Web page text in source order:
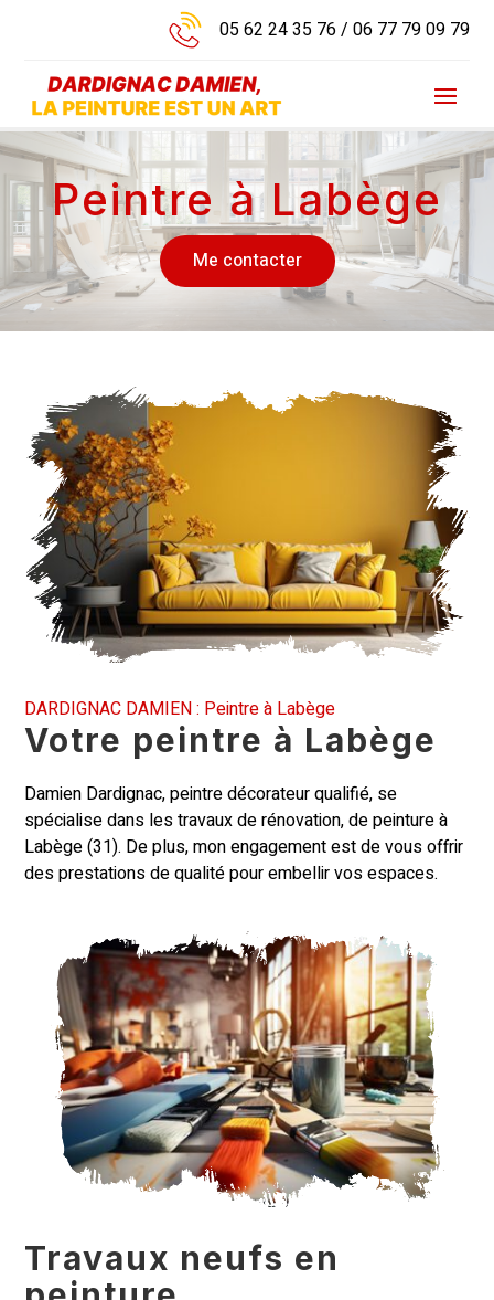
05 62 24 35 76/ 06 77 79 09 79
Peintre à Labège
Me contacter
DARDIGNAC DAMIEN : Peintre à Labège
Votre peintre à Labège
Damien Dardignac, peintre décorateur qualifié, se
spécialise dans les travaux de rénovation, de peinture à
Labège (31). De plus, mon engagement est de vous offrir
des prestations de qualité pour embellir vos espaces.
Travaux neufs en